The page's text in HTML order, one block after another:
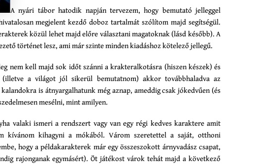
A nyári tábor hatodik napján tervezem, hogy bemutató jelleggel
megjelent kezdő doboz tartalmát szólítom majd segítségül.
közül lehet majd előre választani magatoknak (lásd később). A
történet lesz, ami már szinte minden kiadáshoz kötelező jellegű.
nem kell majd sok időt szánni a krakteralkotásra (hiszen készek) és
a világot jól sikerül bemutatnom) akkor továbbhaladva az
is átnyargalhatunk még aznap, ameddig csak jókedvűen (és
mesélni, mint amilyen.
valaki ismeri a rendszert vagy van egy régi kedves karaktere amit
kívánom kihagyni a mókából. Várom szeretettel a saját, otthoni
hogy a példakarakterek már egy összeszokott árnyvadász csapat,
rajonganak egymásért). Öt játékost várok tehát majd a következő